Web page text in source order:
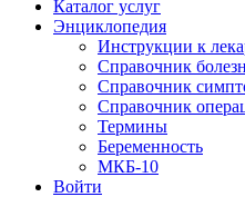
Каталог услуг
Энциклопедия
Инструкции к
Справочник
Справочник
Справочник
Термины
Беременность
МКБ-10
Войти